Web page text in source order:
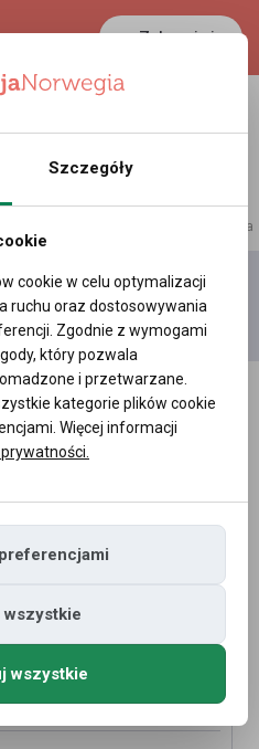
Zaloguj się
reklama
Moje
filmy
Wszystkie
wszystkich
gminy
Szczegóły
cookie w celu optymalizacji
ruchu oraz dostosowywania
Zgodnie z wymogami
który pozwala
i przetwarzane.
kategorie plików cookie
Więcej informacji
wszystkie
wszystkie